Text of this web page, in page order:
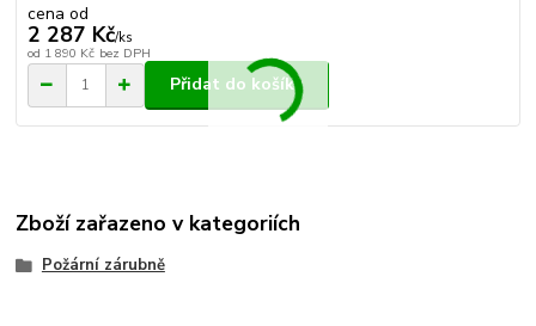
cena od
2 287 Kč/ks
od 1 890 Kč bez DPH
Přidat do košíku
Zboží zařazeno v kategoriích
Požární zárubně